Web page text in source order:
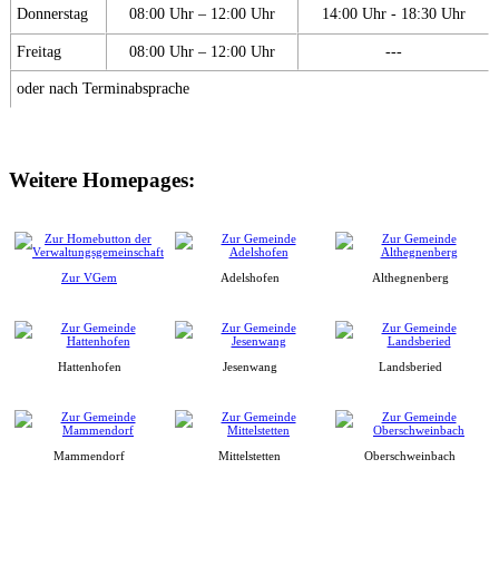
Donnerstag 08:00 Uhr – 12:00 Uhr 14:00 Uhr - 18:30 Uhr
Freitag 08:00 Uhr – 12:00 Uhr ---
oder nach Terminabsprache
Weitere Homepages:
Zur VGem Adelshofen Althegnenberg
Hattenhofen Jesenwang Landsberied
Mammendorf Mittelstetten Oberschweinbach